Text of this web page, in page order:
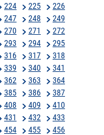
224 225
226
247 248
249
270 271
272
293 294
295
316 317
318
339 340
341
362 363
364
385 386
387
408 409
410
431 432
433
454 455
456